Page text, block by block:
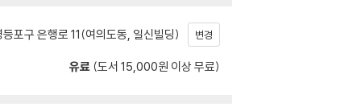
포구 은행로 11(여의도동, 일신빌딩) 변경
유료 (도서 15,000원 이상 무료)